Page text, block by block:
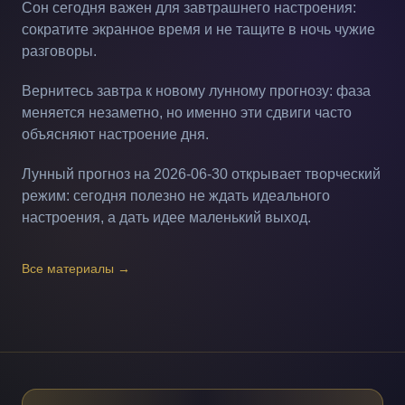
Сон сегодня важен для завтрашнего настроения:
сократите экранное время и не тащите в ночь чужие
разговоры.
Вернитесь завтра к новому лунному прогнозу: фаза
меняется незаметно, но именно эти сдвиги часто
объясняют настроение дня.
Лунный прогноз на 2026-06-30 открывает творческий
режим: сегодня полезно не ждать идеального
настроения, а дать идее маленький выход.
Все материалы →